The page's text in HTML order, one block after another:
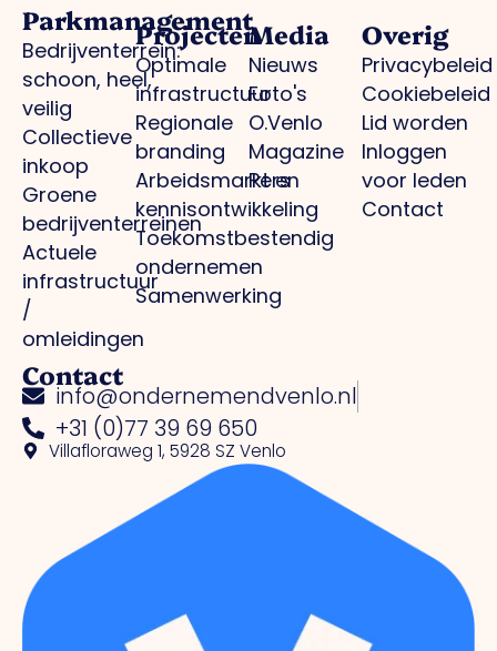
Parkmanagement
Bedrijventerrein:
schoon, heel,
veilig
Collectieve
inkoop
Groene
bedrijventerreinen
Actuele
infrastructuur
/
omleidingen
Projecten
Optimale
infrastructuur
Regionale
branding
Arbeidsmarkt en
kennisontwikkeling
Toekomstbestendig
ondernemen
Samenwerking
Media
Nieuws
Foto's
O.Venlo
Magazine
Pers
Overig
Privacybeleid
Cookiebeleid
Lid worden
Inloggen
voor leden
Contact
Contact
info@ondernemendvenlo.nl
+31 (0)77 39 69 650
Villafloraweg 1, 5928 SZ Venlo